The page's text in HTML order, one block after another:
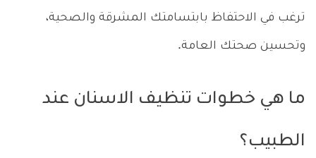
ترغب في الاحتفاظ بابتسامتك المشرقة والصحية،
وتحسين صحتك العامة.
ما هي خطوات تنظيف الاسنان عند
الطبيب؟